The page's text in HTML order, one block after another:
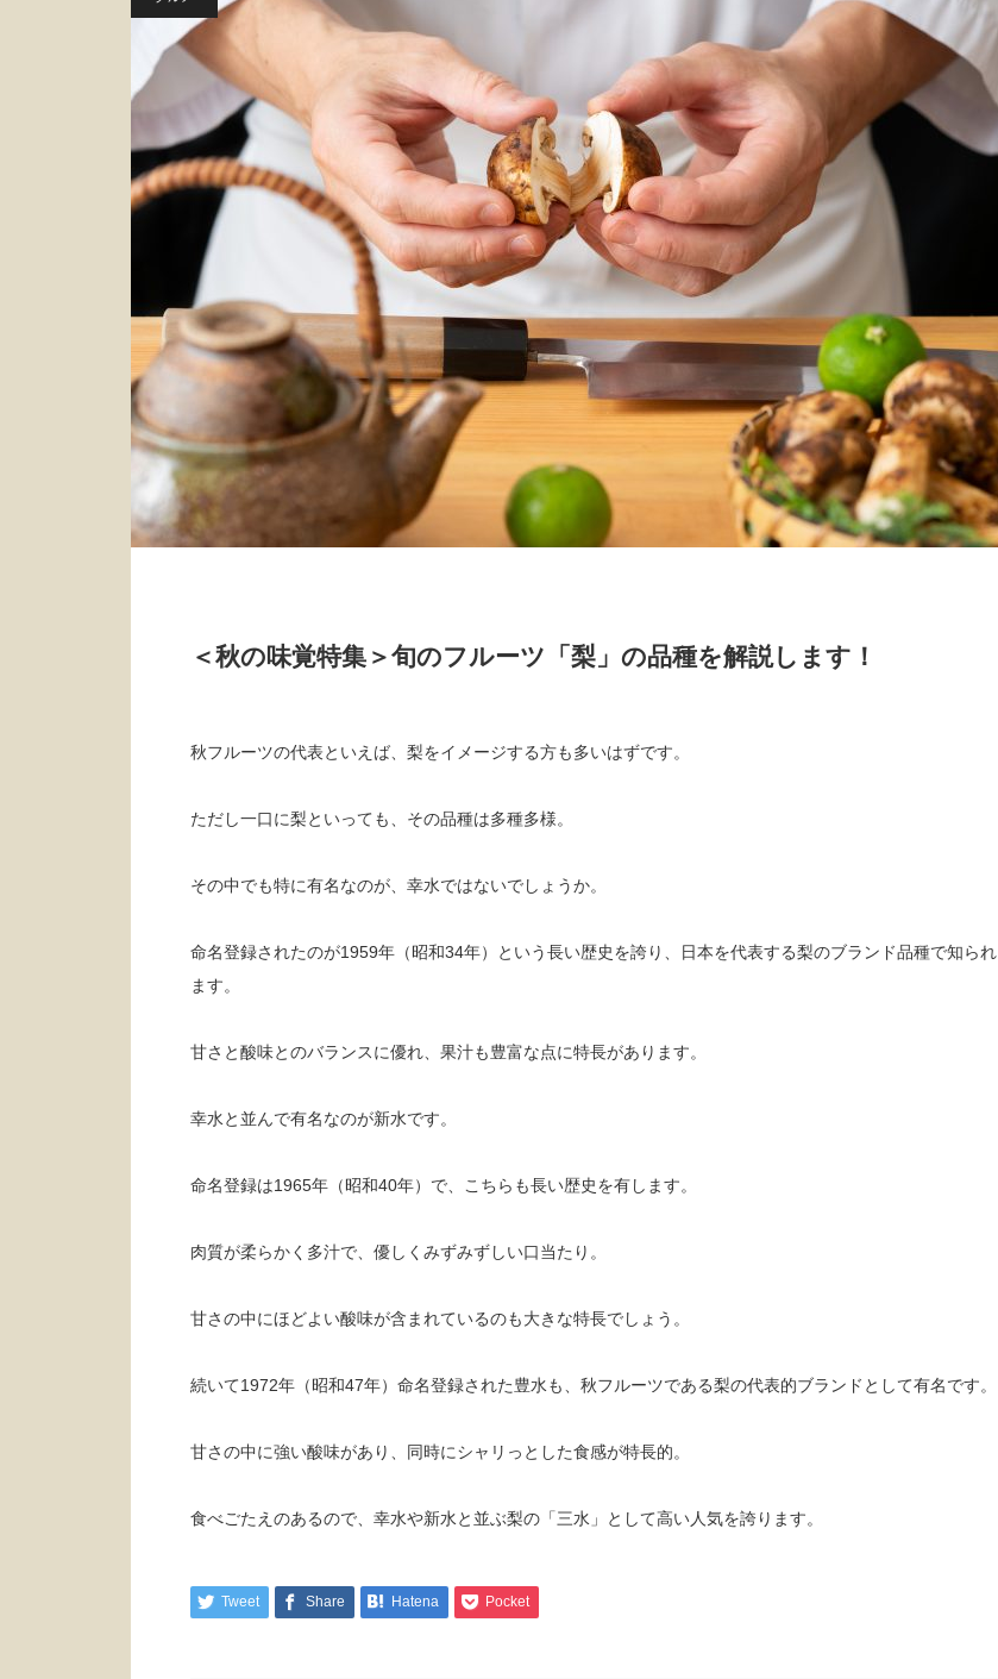
＜秋の味覚特集＞旬のフルーツ「梨」の品種を解説します！
秋フルーツの代表といえば、梨をイメージする方も多いはずです。
ただし一口に梨といっても、その品種は多種多様。
その中でも特に有名なのが、幸水ではないでしょうか。
命名登録されたのが1959年（昭和34年）という長い歴史を誇り、日本を代表する梨のブランド品種で知られ
ます。
甘さと酸味とのバランスに優れ、果汁も豊富な点に特長があります。
幸水と並んで有名なのが新水です。
命名登録は1965年（昭和40年）で、こちらも長い歴史を有します。
肉質が柔らかく多汁で、優しくみずみずしい口当たり。
甘さの中にほどよい酸味が含まれているのも大きな特長でしょう。
続いて1972年（昭和47年）命名登録された豊水も、秋フルーツである梨の代表的ブランドとして有名です。
甘さの中に強い酸味があり、同時にシャリっとした食感が特長的。
食べごたえのあるので、幸水や新水と並ぶ梨の「三水」として高い人気を誇ります。
Tweet Share Hatena Pocket